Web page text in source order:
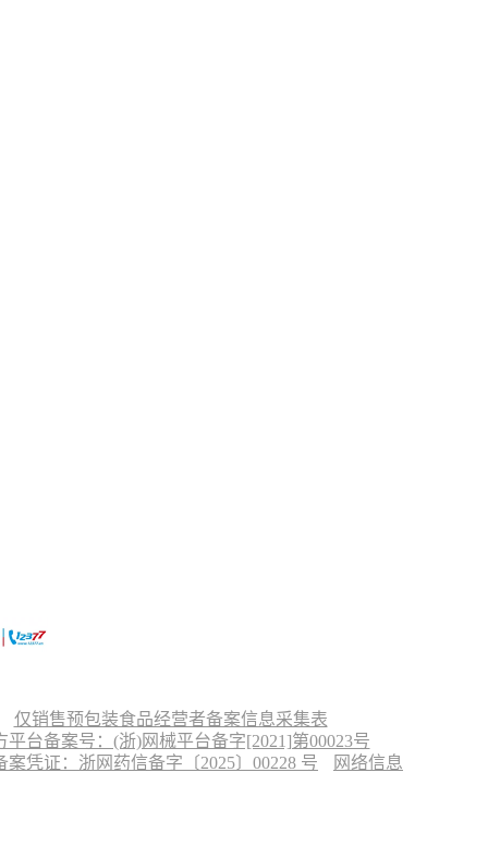
仅销售预包装食品经营者备案信息采集表
台备案号：(浙)网械平台备字[2021]第00023号
凭证：浙网药信备字〔2025〕00228 号
网络信息